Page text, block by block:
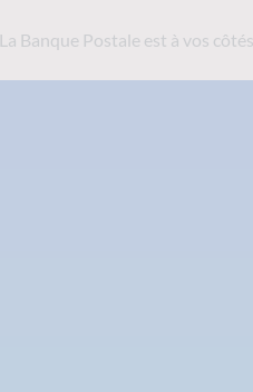
La Banque Postale est à vos